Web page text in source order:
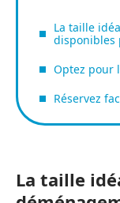
La taille
disponibles
Optez pour
Réservez
La taille